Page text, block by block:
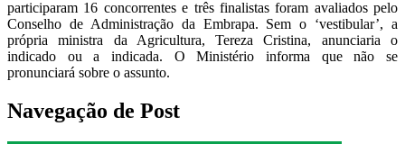
participaram 16 concorrentes e três finalistas foram avaliados pelo
Conselho de Administração da Embrapa. Sem o ‘vestibular’, a
própria ministra da Agricultura, Tereza Cristina, anunciaria o
indicado ou a indicada. O Ministério informa que não se
pronunciará sobre o assunto.
Navegação de Post